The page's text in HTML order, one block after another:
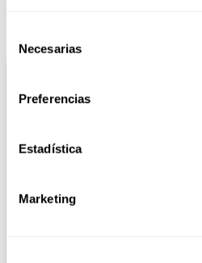
Necesarias
Preferencias
Estadística
Marketing